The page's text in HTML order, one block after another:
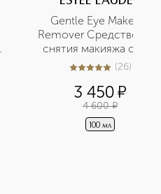
Gentle Eye Makeup
Remover Средство для
снятия макияжа с глаз
5из 526 (26)
3 450¤
4 600 ¤
100 мл